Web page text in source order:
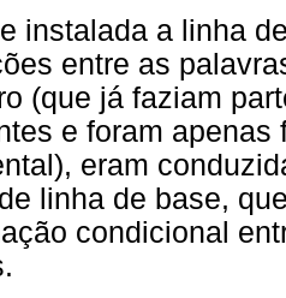
instalada a linha
entre as
(que já faziam
e foram
eram
linha de base,
condicional